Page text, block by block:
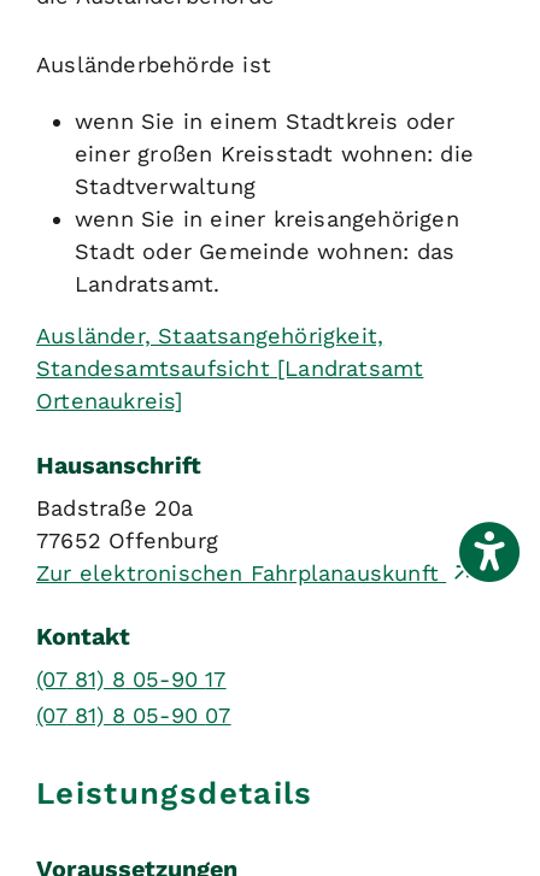
Ausländerbehörde ist
wenn Sie in einem Stadtkreis oder
einer großen Kreisstadt wohnen: die
Stadtverwaltung
wenn Sie in einer kreisangehörigen
Stadt oder Gemeinde wohnen: das
Landratsamt.
Ausländer, Staatsangehörigkeit,
Standesamtsaufsicht [Landratsamt
Ortenaukreis]
Hausanschrift
Badstraße 20a
77652 Offenburg
Zur elektronischen Fahrplanauskunft
Kontakt
(07 81) 8 05-90 17
(07 81) 8 05-90 07
Leistungsdetails
Voraussetzungen